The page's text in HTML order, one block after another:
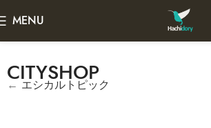
MENU
CITYSHOP
← エシカルトピック